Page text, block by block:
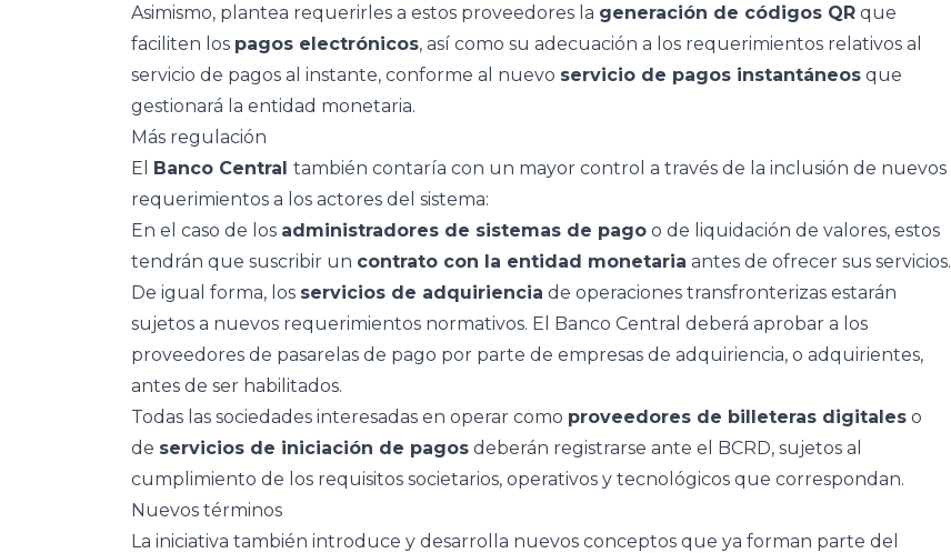
Asimismo, plantea requerirles a estos proveedores la generación de códigos QR que
faciliten los pagos electrónicos, así como su adecuación a los requerimientos relativos al
servicio de pagos al instante, conforme al nuevo servicio de pagos instantáneos que
gestionará la entidad monetaria.
Más regulación
El Banco Central también contaría con un mayor control a través de la inclusión de nuevos
requerimientos a los actores del sistema:
En el caso de los administradores de sistemas de pago o de liquidación de valores, estos
tendrán que suscribir un contrato con la entidad monetaria antes de ofrecer sus servicios.
De igual forma, los servicios de adquiriencia de operaciones transfronterizas estarán
sujetos a nuevos requerimientos normativos. El Banco Central deberá aprobar a los
proveedores de pasarelas de pago por parte de empresas de adquiriencia, o adquirientes,
antes de ser habilitados.
Todas las sociedades interesadas en operar como proveedores de billeteras digitales o
de servicios de iniciación de pagos deberán registrarse ante el BCRD, sujetos al
cumplimiento de los requisitos societarios, operativos y tecnológicos que correspondan.
Nuevos términos
La iniciativa también introduce y desarrolla nuevos conceptos que ya forman parte del